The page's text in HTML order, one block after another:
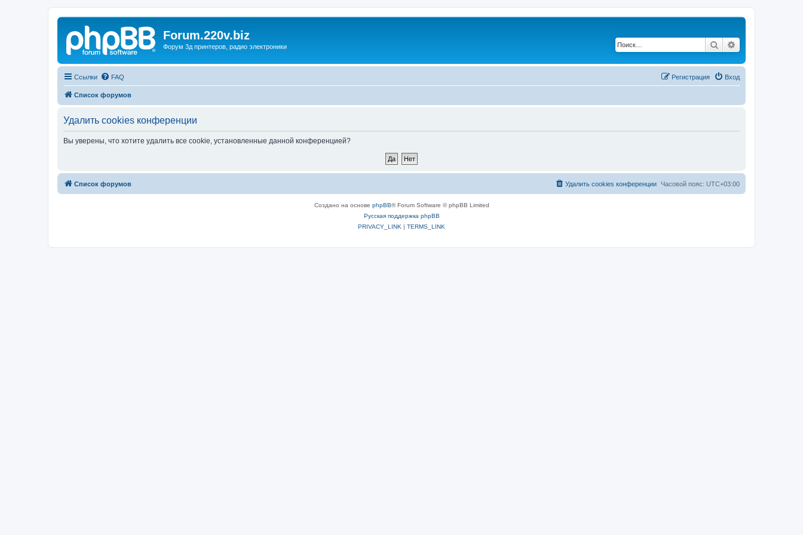
Forum.220v.biz
Форум 3д принтеров, радио электроники Поиск
Ссылки FAQ Вход
Регистрация
Список форумов
Удалить cookies конференции
Вы уверены, что хотите удалить все cookie, установленные данной конференцией?
Список форумов Часовой пояс: UTC+03:00
Удалить cookies конференции
Создано на основе phpBB® Forum Software © phpBB Limited
Русская поддержка phpBB
PRIVACY_LINK | TERMS_LINK